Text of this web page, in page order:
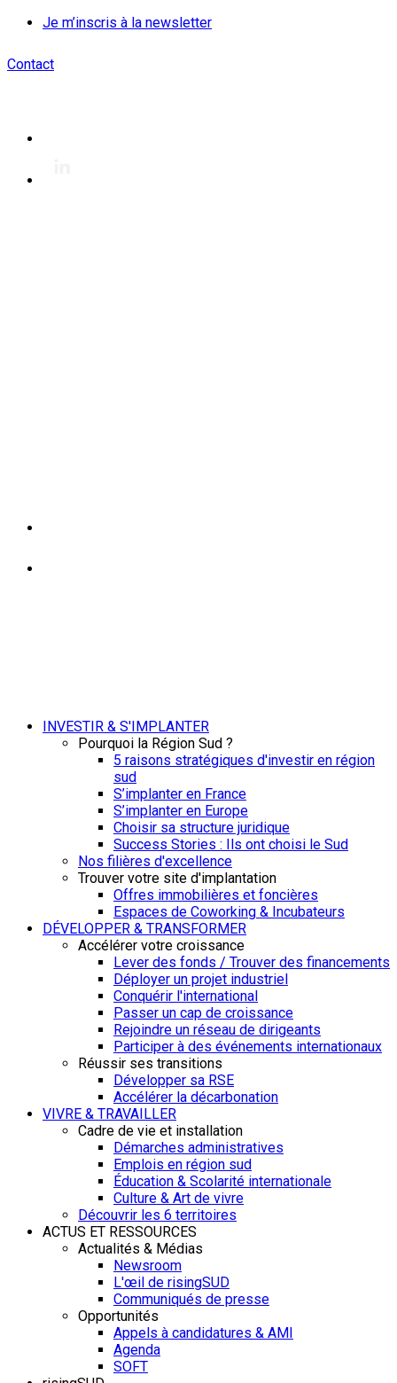
Je m’inscris à la newsletter
Contact
INVESTIR & S'IMPLANTER
Pourquoi la Région Sud ?
5 raisons stratégiques d'investir en région
sud
S’implanter en France
S’implanter en Europe
Choisir sa structure juridique
Success Stories : Ils ont choisi le Sud
Nos filières d'excellence
Trouver votre site d'implantation
Offres immobilières et foncières
Espaces de Coworking & Incubateurs
DÉVELOPPER & TRANSFORMER
Accélérer votre croissance
Lever des fonds / Trouver des financements
Déployer un projet industriel
Conquérir l'international
Passer un cap de croissance
Rejoindre un réseau de dirigeants
Participer à des événements internationaux
Réussir ses transitions
Développer sa RSE
Accélérer la décarbonation
VIVRE & TRAVAILLER
Cadre de vie et installation
Démarches administratives
Emplois en région sud
Éducation & Scolarité internationale
Culture & Art de vivre
Découvrir les 6 territoires
ACTUS ET RESSOURCES
Actualités & Médias
Newsroom
L'œil de risingSUD
Communiqués de presse
Opportunités
Appels à candidatures & AMI
Agenda
SOFT